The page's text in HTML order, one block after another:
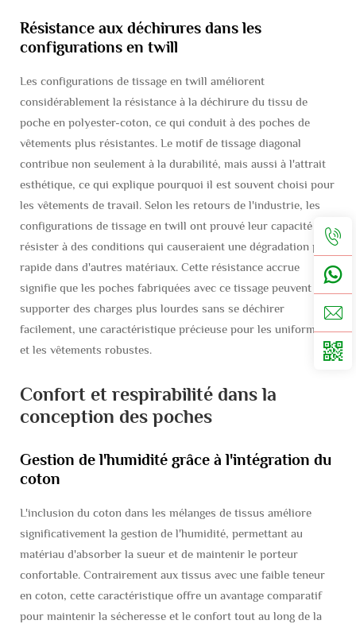
Résistance aux déchirures dans les
configurations en twill
Les configurations de tissage en twill améliorent
considérablement la résistance à la déchirure du tissu de
poche en polyester-coton, ce qui conduit à des poches de
vêtements plus résistantes. Le motif de tissage diagonal
contribue non seulement à la durabilité, mais aussi à l'attrait
esthétique, ce qui explique pourquoi il est souvent choisi pour
les vêtements de travail. Selon les retours de l'industrie, les
configurations de tissage en twill ont prouvé leur capacité à
résister à des conditions qui causeraient une dégradation plus
rapide dans d'autres matériaux. Cette résistance accrue
signifie que les poches fabriquées avec ce tissage peuvent
supporter des charges plus lourdes sans se déchirer
facilement, une caractéristique précieuse pour les uniformes
et les vêtements robustes.
Confort et respirabilité dans la
conception des poches
Gestion de l'humidité grâce à l'intégration du
coton
L'inclusion du coton dans les mélanges de tissus améliore
significativement la gestion de l'humidité, permettant au
matériau d'absorber la sueur et de maintenir le porteur
confortable. Contrairement aux tissus avec une faible teneur
en coton, cette caractéristique offre un avantage comparatif
pour maintenir la sécheresse et le confort tout au long de la